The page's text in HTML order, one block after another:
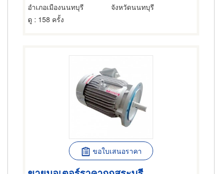
อำเภอเมืองนนทบุรี
จังหวัดนนทบุรี
ดู : 158 ครั้ง
ขอใบเสนอราคา